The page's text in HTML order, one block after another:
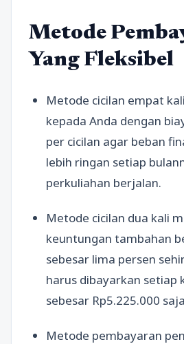
Metode
Yang Fleksibel
Metode cicilan empat
kepada Anda dengan
per cicilan agar beban
lebih ringan setiap
perkuliahan berjalan.
Metode cicilan dua kali
keuntungan tambahan
sebesar lima persen
harus dibayarkan setiap
sebesar Rp5.225.000
Metode pembayaran